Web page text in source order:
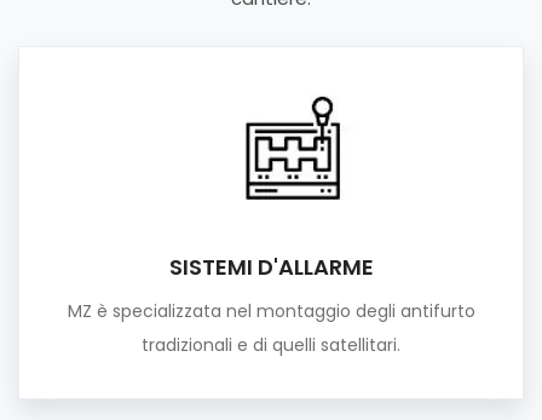
SISTEMI D'ALLARME
MZ è specializzata nel montaggio degli antifurto
tradizionali e di quelli satellitari.